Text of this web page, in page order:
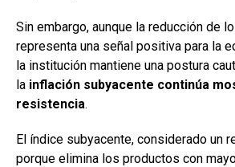
Sin embargo, aunque la reducción de
representa una señal positiva para la
la institución mantiene una postura
la inflación subyacente continúa
resistencia.
El índice subyacente, considerado un
porque elimina los productos con